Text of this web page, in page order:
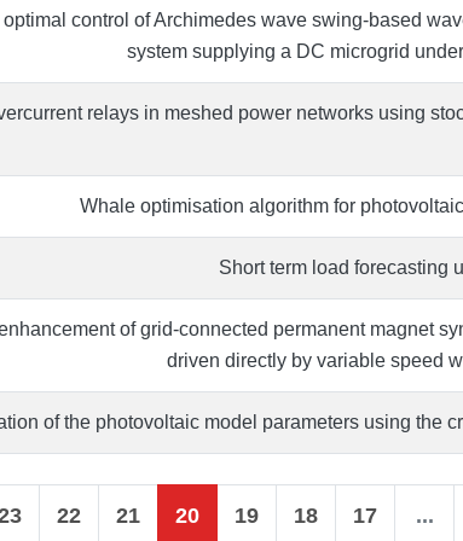
control of Archimedes wave swing‐based
system supplying a DC microgrid
relays in meshed power networks using
Whale optimisation algorithm for
Short term load forecasting
of grid‐connected permanent magnet
driven directly by variable speed
of the photovoltaic model parameters using the
...
17
18
19
20
21
22